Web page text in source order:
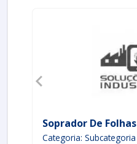
Soprador De Folhas
Categoria: Subcategoria